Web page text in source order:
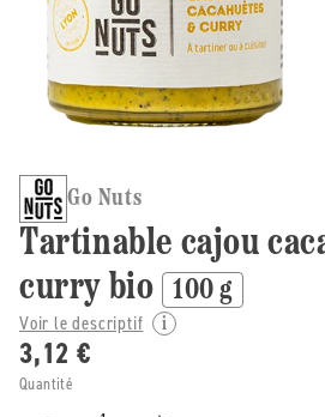
Go Nuts
Tartinable cajou
curry bio
100 g
Voir le descriptif
3,12 €
Quantité